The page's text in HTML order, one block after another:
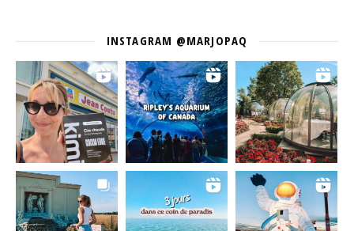
INSTAGRAM @MARJOPAQ